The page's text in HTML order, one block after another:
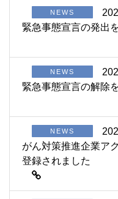
NEWS
緊急事態宣言の発出
NEWS
緊急事態宣言の解除
NEWS
がん対策推進企業ア
登録されました